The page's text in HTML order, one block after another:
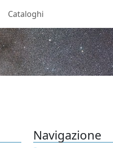
Cataloghi
Navigazione